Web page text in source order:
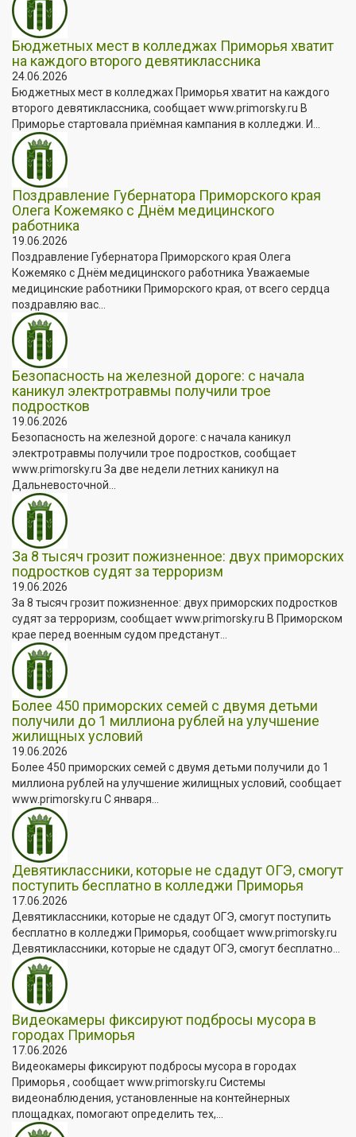
Бюджетных мест в колледжах Приморья хватит
на каждого второго девятиклассника
24.06.2026
Бюджетных мест в колледжах Приморья хватит на каждого
второго девятиклассника, сообщает www.primorsky.ru В
Приморье стартовала приёмная кампания в колледжи. И...
Поздравление Губернатора Приморского края
Олега Кожемяко с Днём медицинского
работника
19.06.2026
Поздравление Губернатора Приморского края Олега
Кожемяко с Днём медицинского работника Уважаемые
медицинские работники Приморского края, от всего сердца
поздравляю вас...
Безопасность на железной дороге: с начала
каникул электротравмы получили трое
подростков
19.06.2026
Безопасность на железной дороге: с начала каникул
электротравмы получили трое подростков, сообщает
www.primorsky.ru За две недели летних каникул на
Дальневосточной...
За 8 тысяч грозит пожизненное: двух приморских
подростков судят за терроризм
19.06.2026
За 8 тысяч грозит пожизненное: двух приморских подростков
судят за терроризм, сообщает www.primorsky.ru В Приморском
крае перед военным судом предстанут...
Более 450 приморских семей с двумя детьми
получили до 1 миллиона рублей на улучшение
жилищных условий
19.06.2026
Более 450 приморских семей с двумя детьми получили до 1
миллиона рублей на улучшение жилищных условий, сообщает
www.primorsky.ru С января...
Девятиклассники, которые не сдадут ОГЭ, смогут
поступить бесплатно в колледжи Приморья
17.06.2026
Девятиклассники, которые не сдадут ОГЭ, смогут поступить
бесплатно в колледжи Приморья, сообщает www.primorsky.ru
Девятиклассники, которые не сдадут ОГЭ, смогут бесплатно...
Видеокамеры фиксируют подбросы мусора в
городах Приморья
17.06.2026
Видеокамеры фиксируют подбросы мусора в городах
Приморья , сообщает www.primorsky.ru Системы
видеонаблюдения, установленные на контейнерных
площадках, помогают определить тех,...